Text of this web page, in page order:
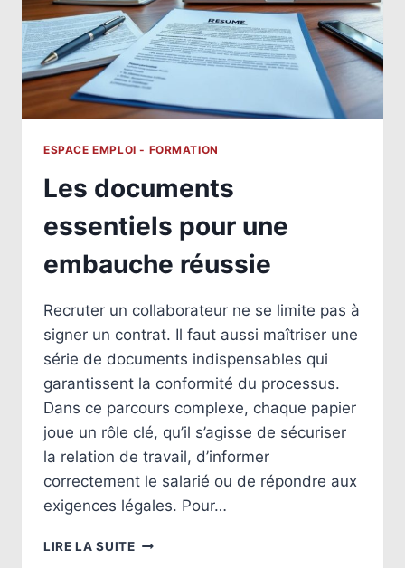
ESPACE EMPLOI - FORMATION
Les documents
essentiels pour une
embauche réussie
Recruter un collaborateur ne se limite pas à
signer un contrat. Il faut aussi maîtriser une
série de documents indispensables qui
garantissent la conformité du processus.
Dans ce parcours complexe, chaque papier
joue un rôle clé, qu’il s’agisse de sécuriser
la relation de travail, d’informer
correctement le salarié ou de répondre aux
exigences légales. Pour…
LIRE LA SUITELES